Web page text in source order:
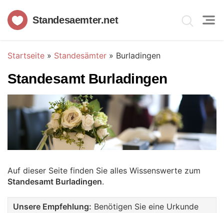
Standesaemter.net
Startseite » Standesämter » Burladingen
Standesamt Burladingen
Auf dieser Seite finden Sie alles Wissenswerte zum
Standesamt Burladingen.
Unsere Empfehlung: Benötigen Sie eine Urkunde